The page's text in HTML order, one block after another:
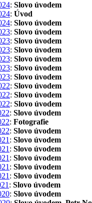
: Slovo úvodem
: Úvod
: Slovo úvodem
: Slovo úvodem
: Slovo úvodem
: Slovo úvodem
: Slovo úvodem
: Slovo úvodem
: Slovo úvodem
: Slovo úvodem
: Slovo úvodem
: Slovo úvodem
: Slovo úvodem
: Fotografie
: Slovo úvodem
: Slovo úvodem
: Slovo úvodem
: Slovo úvodem
: Slovo úvodem
: Slovo úvodem
: Slovo úvodem
: Slovo úvodem